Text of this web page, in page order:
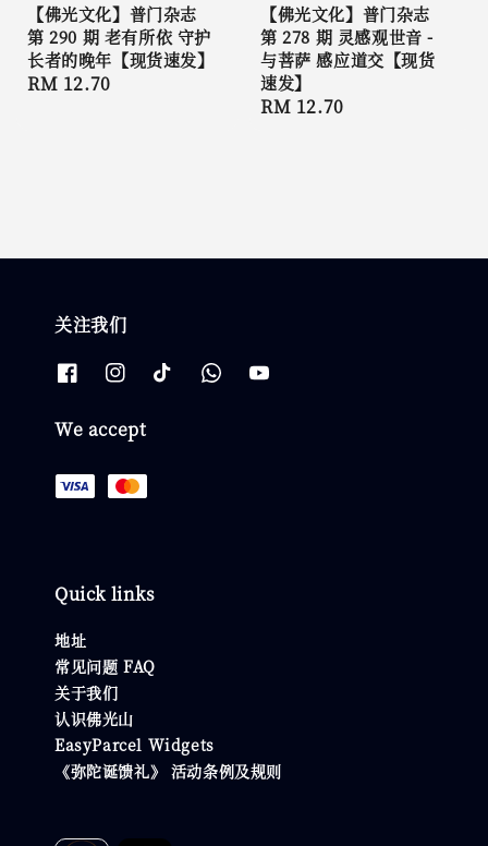
【佛光文化】普门杂志
第 290 期 老有所依 守护
长者的晚年【现货速发】
Regular
RM 12.70
【佛光文化】普门杂志
第 278 期 灵感观世音 -
与菩萨 感应道交【现货
速发】
Regular
RM 12.70
关注我们
We accept
Quick links
地址
常见问题 FAQ
关于我们
认识佛光山
EasyParcel Widgets
《弥陀诞馈礼》 活动条例及规则